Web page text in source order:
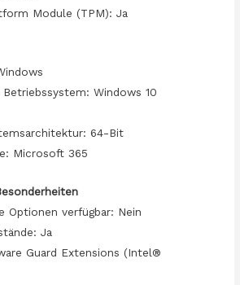
Module (TPM): Ja
Windows 10
64-Bit
Microsoft 365
Optionen verfügbar: Nein
Ja
Guard Extensions (Intel®